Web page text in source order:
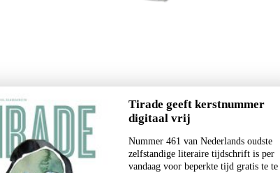
Menno van der Veen
Ontweten.
Tirade geeft kerstnummer
digitaal vrij
Nummer 461 van Nederlands oudste
zelfstandige literaire tijdschrift is per
vandaag voor beperkte tijd gratis te te